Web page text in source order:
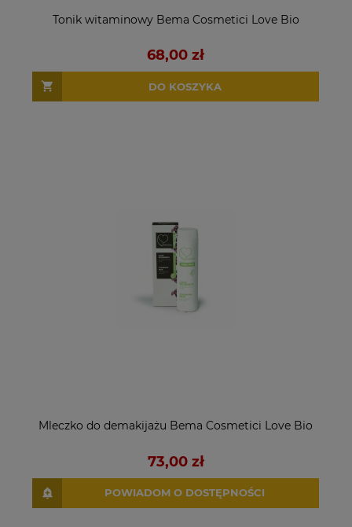
Tonik witaminowy Bema Cosmetici Love Bio
68,00 zł
DO KOSZYKA
Mleczko do demakijażu Bema Cosmetici Love Bio
73,00 zł
POWIADOM O DOSTĘPNOŚCI